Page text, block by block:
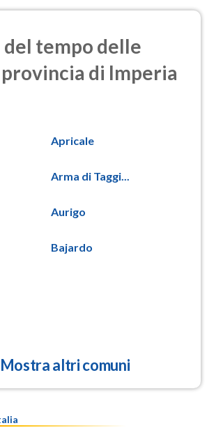
tempo delle
di Imperia
Apricale
Arma di Taggi...
Aurigo
Bajardo
Mostra altri comuni